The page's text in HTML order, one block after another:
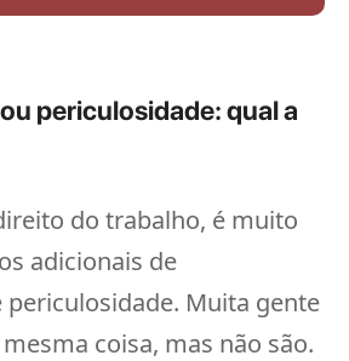
periculosidade: qual a
do trabalho, é muito
adicionais de
periculosidade. Muita gente
coisa, mas não são.